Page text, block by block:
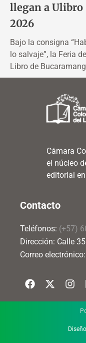
llegan a Ulibro
2026
Bajo la consigna
lo salvaje”, la Feria
Libro de
Cámara
el núcleo
editorial
Contacto
Teléfonos: (+57)
Dirección: Calle
Correo electrónico: